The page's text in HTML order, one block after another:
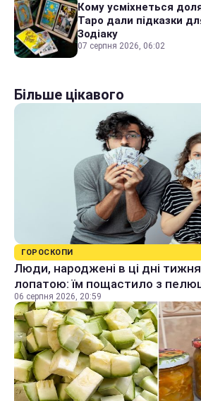
Кому усміхнеться
Таро дали підказки
Зодіаку
07 серпня 2026, 06:02
Більше цікавого
ГОРОСКОПИ
Люди, народжені в ці дні
лопатою: їм пощастило з
06 серпня 2026, 20:59